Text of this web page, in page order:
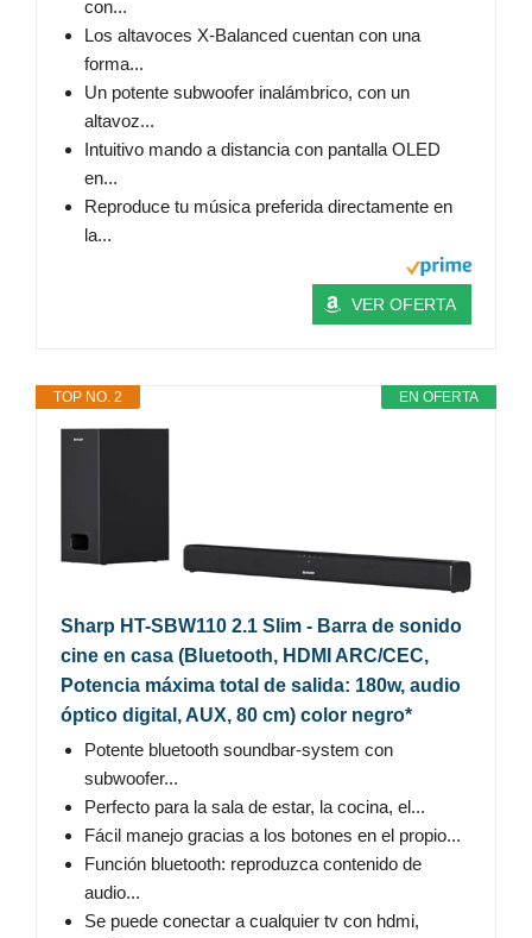
con...
Los altavoces X-Balanced cuentan con una
forma...
Un potente subwoofer inalámbrico, con un
altavoz...
Intuitivo mando a distancia con pantalla OLED
en...
Reproduce tu música preferida directamente en
la...
VER OFERTA
EN OFERTA
TOP NO. 2
Sharp HT-SBW110 2.1 Slim - Barra de sonido
cine en casa (Bluetooth, HDMI ARC/CEC,
Potencia máxima total de salida: 180w, audio
óptico digital, AUX, 80 cm) color negro*
Potente bluetooth soundbar-system con
subwoofer...
Perfecto para la sala de estar, la cocina, el...
Fácil manejo gracias a los botones en el propio...
Función bluetooth: reproduzca contenido de
audio...
Se puede conectar a cualquier tv con hdmi,